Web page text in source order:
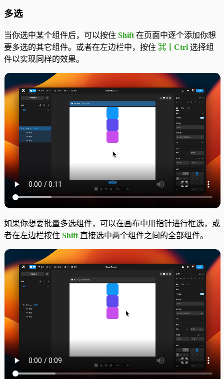
多选
当你选中某个组件后，可以按住 Shift 在页面中逐个添加你想
要多选的其它组件。或者在左边栏中，按住 ⌘丨Ctrl 选择组
件以实现同样的效果。
如果你想要批量多选组件，可以在画布中用指针进行框选，或
者在左边栏按住 Shift 直接选中两个组件之间的全部组件。